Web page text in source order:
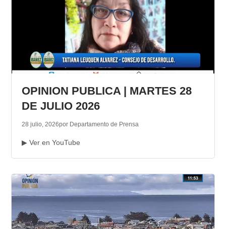
OPINION PUBLICA | MARTES 28
DE JULIO 2026
28 julio, 2026por Departamento de Prensa
▶ Ver en YouTube